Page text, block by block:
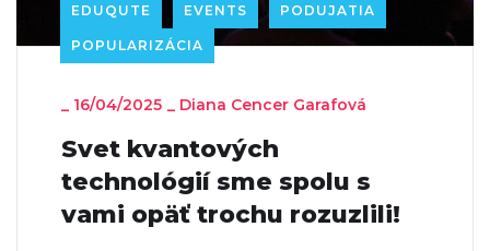
EDUQUTE EVENTS PODUJATIA
POPULARIZÁCIA
_ 16/04/2025 _ Diana Cencer Garafová
Svet kvantových
technológií sme spolu s
vami opäť trochu rozuzlili!